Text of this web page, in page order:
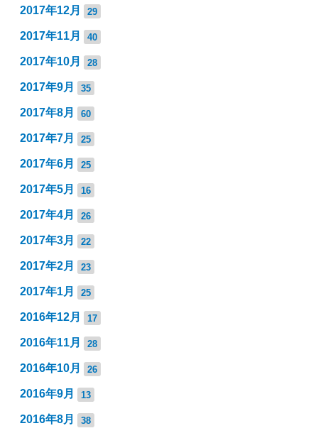
2017年12月 29
2017年11月 40
2017年10月 28
2017年9月 35
2017年8月 60
2017年7月 25
2017年6月 25
2017年5月 16
2017年4月 26
2017年3月 22
2017年2月 23
2017年1月 25
2016年12月 17
2016年11月 28
2016年10月 26
2016年9月 13
2016年8月 38